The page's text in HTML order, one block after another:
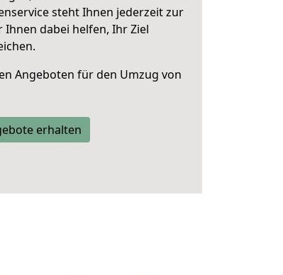
steht Ihnen jederzeit zur
dabei helfen, Ihr Ziel
Angeboten für den Umzug von
erhalten